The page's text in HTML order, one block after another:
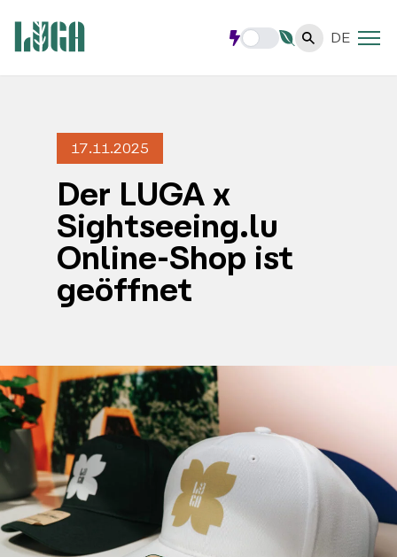
DE
17.11.2025
Der LUGA x
Sightseeing.lu
Online-Shop ist
geöffnet